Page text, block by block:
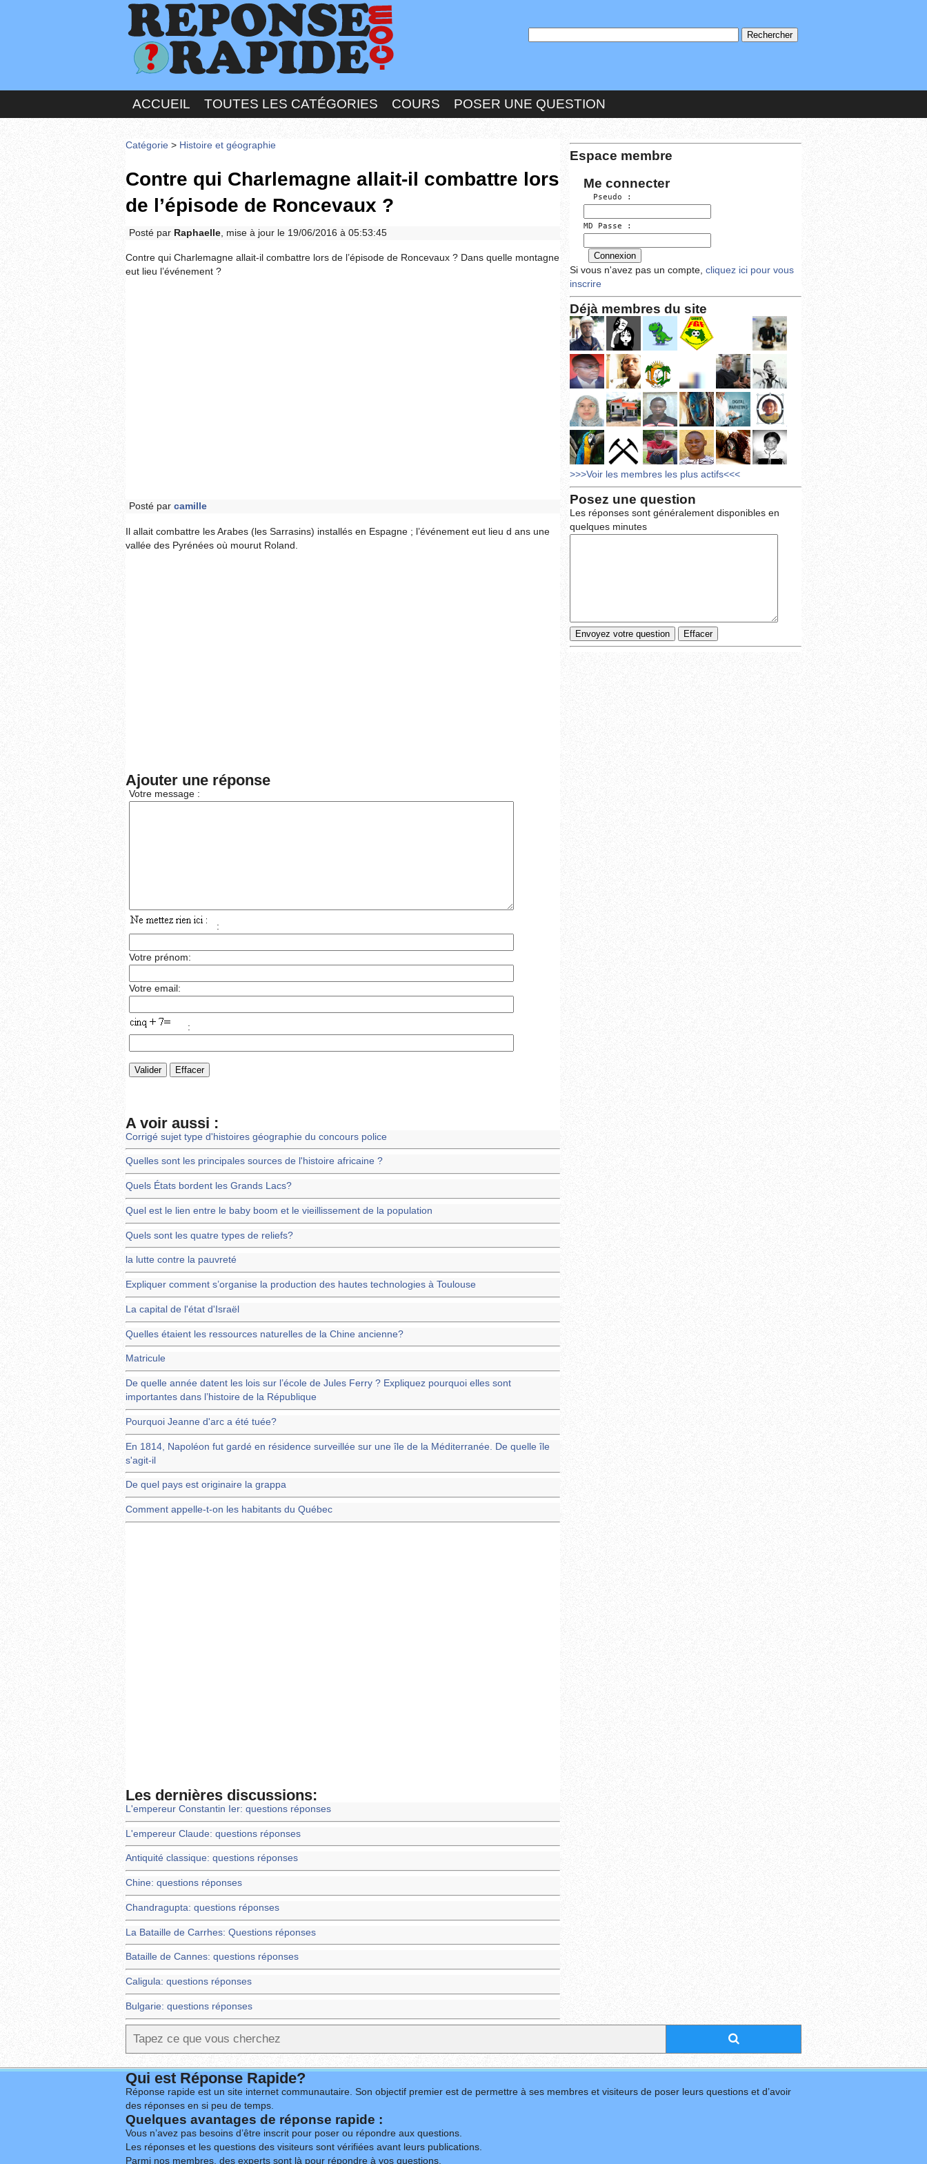
ACCUEIL TOUTES LES CATÉGORIES COURS POSER UNE QUESTION
Catégorie > Histoire et géographie
Contre qui Charlemagne allait-il combattre lors
de l’épisode de Roncevaux ?
Posté par Raphaelle , mise à jour le 19/06/2016 à 05:53:45
Contre qui Charlemagne allait-il combattre lors de l’épisode de Roncevaux ? Dans quelle montagne
eut lieu l’événement ?
Posté par camille
Il allait combattre les Arabes (les Sarrasins) installés en Espagne ; l’événement eut lieu d ans une
vallée des Pyrénées où mourut Roland.
Ajouter une réponse
Votre message :
:
Votre prénom:
Votre email:
:
A voir aussi :
Corrigé sujet type d'histoires géographie du concours police
Quelles sont les principales sources de l'histoire africaine ?
Quels États bordent les Grands Lacs?
Quel est le lien entre le baby boom et le vieillissement de la population
Quels sont les quatre types de reliefs?
la lutte contre la pauvreté
Expliquer comment s’organise la production des hautes technologies à Toulouse
La capital de l'état d'Israël
Quelles étaient les ressources naturelles de la Chine ancienne?
Matricule
De quelle année datent les lois sur l’école de Jules Ferry ? Expliquez pourquoi elles sont
importantes dans l’histoire de la République
Pourquoi Jeanne d'arc a été tuée?
En 1814, Napoléon fut gardé en résidence surveillée sur une île de la Méditerranée. De quelle île
s'agit-il
De quel pays est originaire la grappa
Comment appelle-t-on les habitants du Québec
Les dernières discussions:
L'empereur Constantin Ier: questions réponses
L'empereur Claude: questions réponses
Antiquité classique: questions réponses
Chine: questions réponses
Chandragupta: questions réponses
La Bataille de Carrhes: Questions réponses
Bataille de Cannes: questions réponses
Caligula: questions réponses
Bulgarie: questions réponses
Espace membre
Me connecter
  Pseudo :
MD Passe :
Si vous n'avez pas un compte, cliquez ici pour vous
inscrire
Déjà membres du site
>>>Voir les membres les plus actifs<<<
Posez une question
Les réponses sont généralement disponibles en
quelques minutes
Qui est Réponse Rapide?
Réponse rapide est un site internet communautaire. Son objectif premier est de permettre à ses membres et visiteurs de poser leurs questions et d’avoir
des réponses en si peu de temps.
Quelques avantages de réponse rapide :
Vous n’avez pas besoins d’être inscrit pour poser ou répondre aux questions.
Les réponses et les questions des visiteurs sont vérifiées avant leurs publications.
Parmi nos membres, des experts sont là pour répondre à vos questions.